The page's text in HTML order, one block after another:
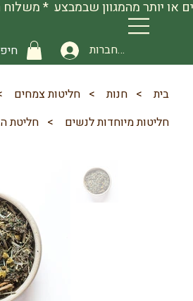
להתחברות
בית > חנות > חליטות צמחים
חליטות מיוחדות לנשים
> חליטת